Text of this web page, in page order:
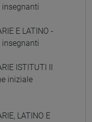
E LATINO -
ISTITUTI II
iniziale
LATINO E